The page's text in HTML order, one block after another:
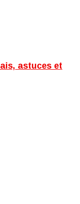
astuces et